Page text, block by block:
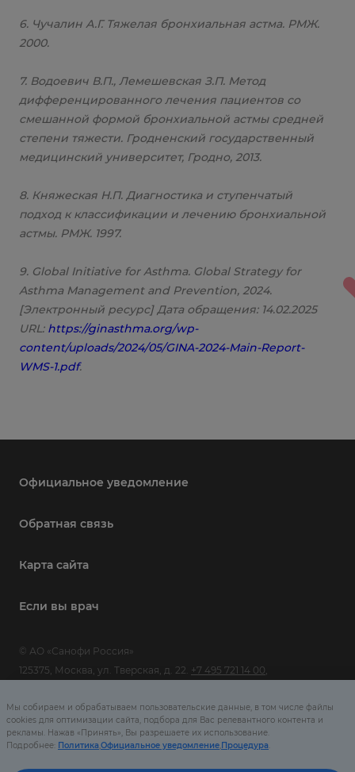
6. Чучалин А.Г. Тяжелая бронхиальная астма. РМЖ.
2000.
7. Водоевич В.П., Лемешевская З.П. Метод
дифференцированного лечения пациентов со
смешанной формой бронхиальной астмы средней
степени тяжести. Гродненский государственный
медицинский университет, Гродно, 2013.
8. Княжеская Н.П. Диагностика и ступенчатый
подход к классификации и лечению бронхиальной
астмы. РМЖ. 1997.
9. Global Initiative for Asthma. Global Strategy for
Asthma Management and Prevention, 2024.
[Электронный ресурс] Дата обращения: 14.02.2025
URL: https://ginasthma.org/wp-
content/uploads/2024/05/GINA-2024-Main-Report-
WMS-1.pdf.
© АО «Санофи Россия»
125375, Москва, ул. Тверская, д. 22. +7 495 721 14 00
MAT-RU-2503099-1.0-08/2025
Сайт предназначен только для посетителей из Российской
Официальное уведомление
Обратная связь
Карта сайта
Если вы врач
Мы собираем и обрабатываем пользовательские данные, в том числе файлы
cookies для оптимизации сайта, подбора для Вас релевантного контента и
рекламы. Нажав «Принять», Вы разрешаете их использование.
Подробнее: Политика,Официальное уведомление,Процедура